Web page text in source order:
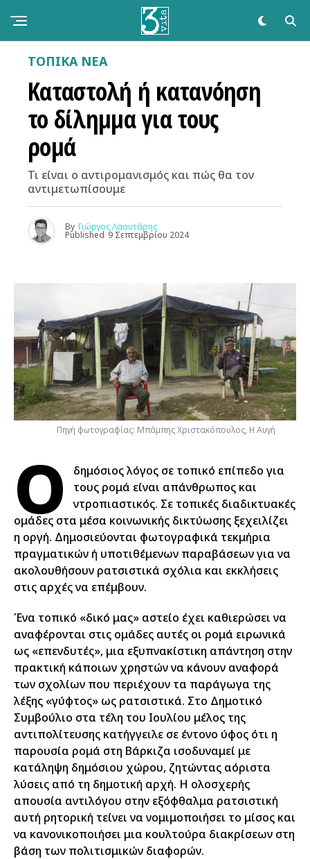
ΤΟΠΙΚΑ ΝΕΑ
Καταστολή ή κατανόηση
το δίλημμα για τους
ρομά
Τι είναι ο αντιρομανισμός και πώς θα τον
αντιμετωπίσουμε
By Γιώργος Λαουτάρης
Published 9 Σεπτεμβρίου 2024
Πηγή φωτογραφίας: Μπάμπης Χριστακόπουλος, Η Αυγή
Ο
δημόσιος λόγος σε τοπικό επίπεδο για
τους ρομά είναι απάνθρωπος και
ντροπιαστικός. Σε τοπικές διαδικτυακές
ομάδες στα μέσα κοινωνικής δικτύωσης ξεχειλίζει
η οργή. Δημοσιεύονται φωτογραφικά τεκμήρια
πραγματικών ή υποτιθέμενων παραβάσεων για να
ακολουθήσουν ρατσιστικά σχόλια και εκκλήσεις
στις αρχές να επέμβουν.
Ένα τοπικό «δικό μας» αστείο έχει καθιερώσει να
αναφέρονται στις ομάδες αυτές οι ρομά ειρωνικά
ως «επενδυτές», μια εξυπνακίστικη απάντηση στην
πρακτική κάποιων χρηστών να κάνουν αναφορά
των σχολίων που περιέχουν τα παράγωγα της
λέξης «γύφτος» ως ρατσιστικά. Στο Δημοτικό
Συμβούλιο στα τέλη του Ιουλίου μέλος της
αντιπολίτευσης κατήγγειλε σε έντονο ύφος ότι η
παρουσία ρομά στη Βάρκιζα ισοδυναμεί με
κατάληψη δημόσιου χώρου, ζητώντας αόριστα
λύσεις από τη δημοτική αρχή. Η ολοσχερής
απουσία αντιλόγου στην εξόφθαλμα ρατσιστική
αυτή ρητορική τείνει να νομιμοποιήσει το μίσος και
να κανονικοποιήσει μια κουλτούρα διακρίσεων στη
βάση των πολιτισμικών διαφορών.